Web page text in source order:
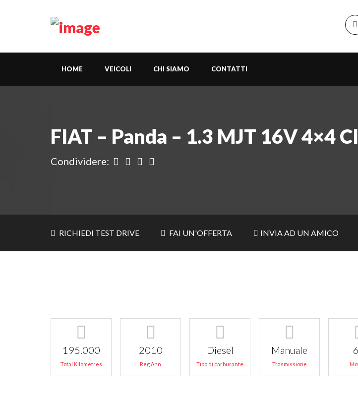
HOME VEICOLI CHI SIAMO CONTATTI
FIAT – Panda – 1.3 MJT 16V 4×4
Condividere:
RICHIEDI TEST DRIVE FAI UN'OFFERTA INVIA AD UN AMICO
195.000
Total Kilometres
2010
Reg.Ann
Diesel
Tipo di carburante
Manuale
Trasmissione